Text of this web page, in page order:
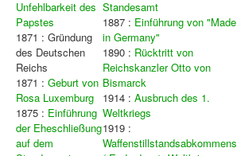
Unfehlbarkeit des
Papstes
1871 : Gründung
des Deutschen
Reichs
1871 : Geburt von
Rosa Luxemburg
1875 : Einführung
der Eheschließung
auf dem
Standesamt
1887 : Einführung von "Made
in Germany"
1890 : Rücktritt von
Reichskanzler Otto von
Bismarck
1914 : Ausbruch des 1.
Weltkriegs
1919 :
Waffenstillstandsabkommens